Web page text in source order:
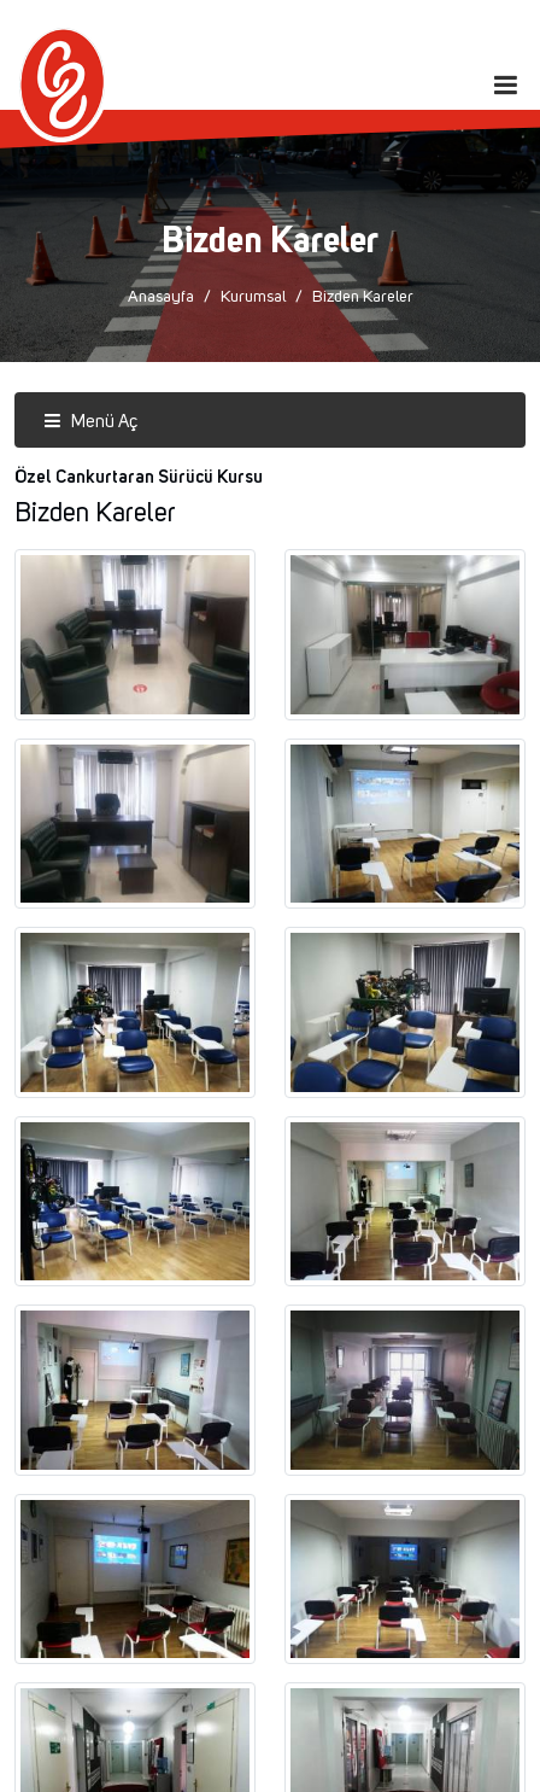
Bizden Kareler
Anasayfa Kurumsal Bizden Kareler
Menü Aç
Özel Cankurtaran Sürücü Kursu
Bizden Kareler